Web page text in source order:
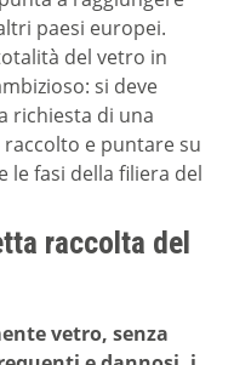
paesi europei.
del vetro in
si deve
richiesta di una
e puntare su
le fasi della filiera del
raccolta del
vetro, senza